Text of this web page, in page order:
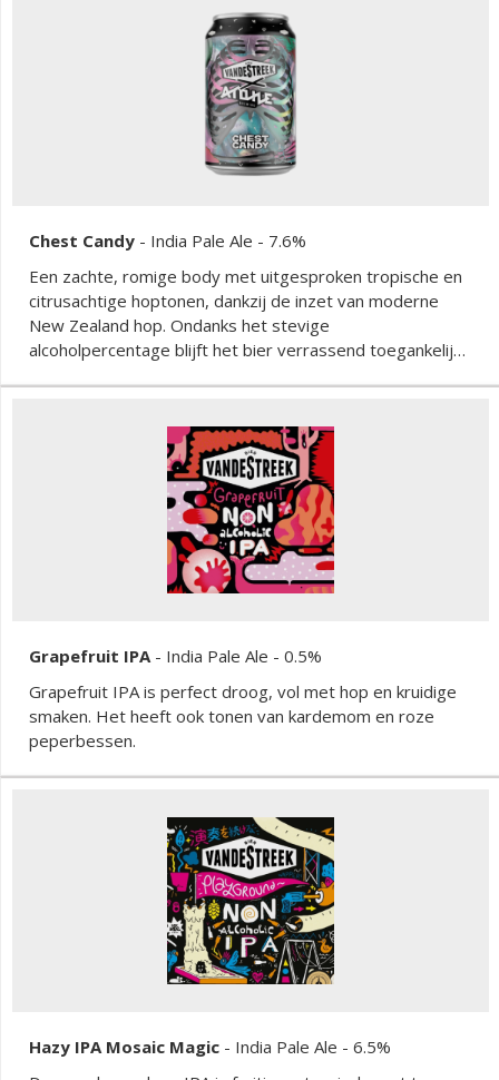
Chest Candy - India Pale Ale - 7.6%
Een zachte, romige body met uitgesproken tropische en
citrusachtige hoptonen, dankzij de inzet van moderne
New Zealand hop. Ondanks het stevige
alcoholpercentage blijft het bier verrassend toegankelijk
Grapefruit IPA - India Pale Ale - 0.5%
Grapefruit IPA is perfect droog, vol met hop en kruidige
smaken. Het heeft ook tonen van kardemom en roze
peperbessen.
Hazy IPA Mosaic Magic - India Pale Ale - 6.5%